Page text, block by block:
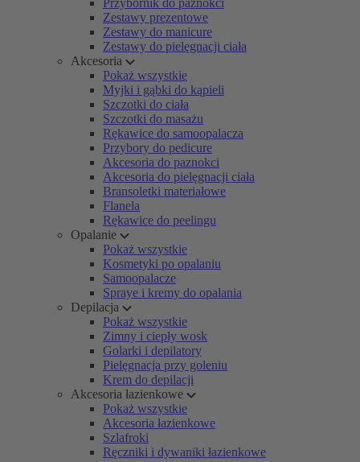
Przybornik do paznokci
Zestawy prezentowe
Zestawy do manicure
Zestawy do pielęgnacji ciała
Akcesoria
Pokaż wszystkie
Myjki i gąbki do kąpieli
Szczotki do ciała
Szczotki do masażu
Rękawice do samoopalacza
Przybory do pedicure
Akcesoria do paznokci
Akcesoria do pielęgnacji ciała
Bransoletki materiałowe
Flanela
Rękawice do peelingu
Opalanie
Pokaż wszystkie
Kosmetyki po opalaniu
Samoopalacze
Spraye i kremy do opalania
Depilacja
Pokaż wszystkie
Zimny i ciepły wosk
Golarki i depilatory
Pielęgnacja przy goleniu
Krem do depilacji
Akcesoria łazienkowe
Pokaż wszystkie
Akcesoria łazienkowe
Szlafroki
Ręczniki i dywaniki łazienkowe